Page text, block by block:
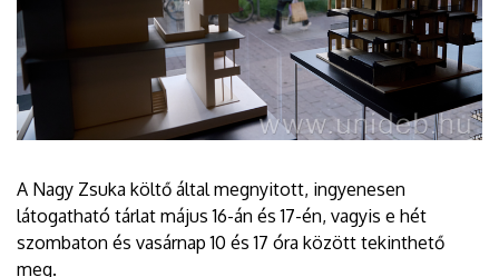
A Nagy Zsuka költő által megnyitott, ingyenesen
látogatható tárlat május 16-án és 17-én, vagyis e hét
szombaton és vasárnap 10 és 17 óra között tekinthető
meg.